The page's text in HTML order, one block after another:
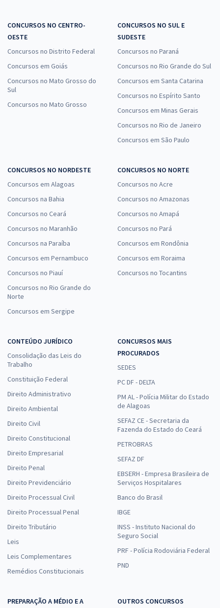
CONCURSOS NO CENTRO-
OESTE
Concursos no Distrito Federal
Concursos em Goiás
Concursos no Mato Grosso do
Sul
Concursos no Mato Grosso
CONCURSOS NO SUL E
SUDESTE
Concursos no Paraná
Concursos no Rio Grande do Sul
Concursos em Santa Catarina
Concursos no Espírito Santo
Concursos em Minas Gerais
Concursos no Rio de Janeiro
Concursos em São Paulo
CONCURSOS NO NORDESTE
Concursos em Alagoas
Concursos na Bahia
Concursos no Ceará
Concursos no Maranhão
Concursos na Paraíba
Concursos em Pernambuco
Concursos no Piauí
Concursos no Rio Grande do
Norte
Concursos em Sergipe
CONCURSOS NO NORTE
Concursos no Acre
Concursos no Amazonas
Concursos no Amapá
Concursos no Pará
Concursos em Rondônia
Concursos em Roraima
Concursos no Tocantins
CONTEÚDO JURÍDICO
Consolidação das Leis do
Trabalho
Constituição Federal
Direito Administrativo
Direito Ambiental
Direito Civil
Direito Constitucional
Direito Empresarial
Direito Penal
Direito Previdenciário
Direito Processual Civil
Direito Processual Penal
Direito Tributário
Leis
Leis Complementares
Remédios Constitucionais
CONCURSOS MAIS
PROCURADOS
SEDES
PC DF - DELTA
PM AL - Polícia Militar do Estado
de Alagoas
SEFAZ CE - Secretaria da
Fazenda do Estado do Ceará
PETROBRAS
SEFAZ DF
EBSERH - Empresa Brasileira de
Serviços Hospitalares
Banco do Brasil
IBGE
INSS - Instituto Nacional do
Seguro Social
PRF - Polícia Rodoviária Federal
PND
PREPARAÇÃO A MÉDIO E A
OUTROS CONCURSOS